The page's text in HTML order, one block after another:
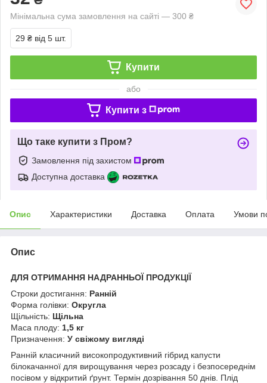
Мінімальна сума замовлення на сайті — 300 ₴
29 ₴ від 5 шт.
Купити
або
Купити з
Що таке купити з Пром?
Замовлення під захистом
Доступна доставка
Опис Характеристики Доставка Оплата Умови
Опис
ДЛЯ ОТРИМАННЯ НАДРАННЬОЇ ПРОДУКЦІЇ
Строки достигання: Ранній
Форма голівки: Округла
Щільність: Щільна
Маса плоду: 1,5 кг
Призначення: У свіжому вигляді
Ранній класичний високопродуктивний гібрид капусти
білокачанної для вирощування через розсаду і безпосереднім
посівом у відкритий ґрунт. Термін дозрівання 50 днів. Плід